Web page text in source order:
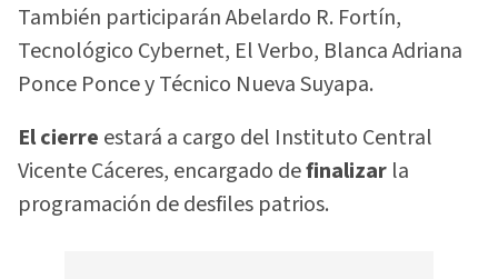
También participarán Abelardo R. Fortín,
Tecnológico Cybernet, El Verbo, Blanca Adriana
Ponce Ponce y Técnico Nueva Suyapa.
El cierre estará a cargo del Instituto Central
Vicente Cáceres, encargado definalizar la
programación de desfiles patrios.